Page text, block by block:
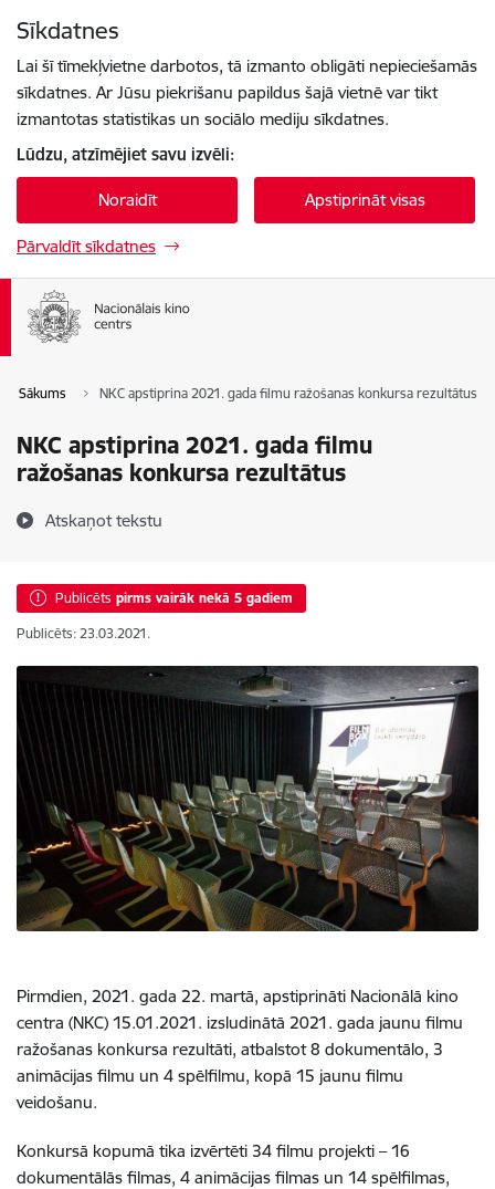
Sīkdatnes
Lai šī tīmekļvietne darbotos, tā izmanto obligāti nepieciešamās
sīkdatnes. Ar Jūsu piekrišanu papildus šajā vietnē var tikt
izmantotas statistikas un sociālo mediju sīkdatnes.
Lūdzu, atzīmējiet savu izvēli:
Noraidīt Apstiprināt visas
Pārvaldīt sīkdatnes
Sākums NKC apstiprina 2021. gada filmu ražošanas konkursa rezultātus
NKC apstiprina 2021. gada filmu
ražošanas konkursa rezultātus
Atskaņot tekstu
Publicēts pirms vairāk nekā 5 gadiem
Publicēts: 23.03.2021.
Pirmdien, 2021. gada 22. martā, apstiprināti Nacionālā kino
centra (NKC) 15.01.2021. izsludinātā 2021. gada jaunu filmu
ražošanas konkursa rezultāti, atbalstot 8 dokumentālo, 3
animācijas filmu un 4 spēlfilmu, kopā 15 jaunu filmu
veidošanu.
Konkursā kopumā tika izvērtēti 34 filmu projekti – 16
dokumentālās filmas, 4 animācijas filmas un 14 spēlfilmas,